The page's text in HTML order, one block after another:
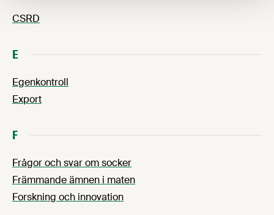
CSRD
E
Egenkontroll
Export
F
Frågor och svar om socker
Främmande ämnen i maten
Forskning och innovation